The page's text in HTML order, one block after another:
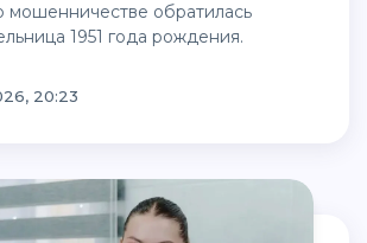
мошенничестве обратилась
1951 года рождения.
20:23